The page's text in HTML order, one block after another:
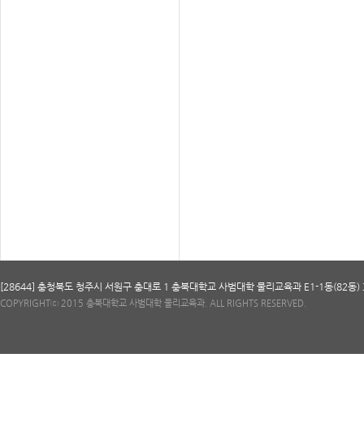
[28644] 충청북도 청주시 서원구 충대로 1 충북대학교 사범대학 물리교육과 E1-1동
COPYRIGHTⓒ 2015 충북대학교 사범대학 물리교육과. ALL RIGHTS RESERVED.